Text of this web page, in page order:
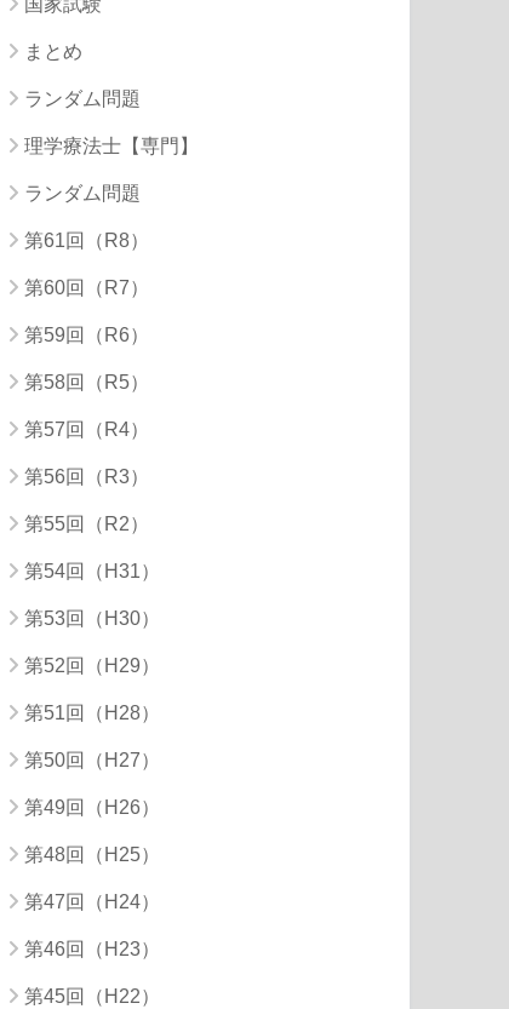
国家試験
まとめ
ランダム問題
理学療法士【専門】
ランダム問題
第61回（R8）
第60回（R7）
第59回（R6）
第58回（R5）
第57回（R4）
第56回（R3）
第55回（R2）
第54回（H31）
第53回（H30）
第52回（H29）
第51回（H28）
第50回（H27）
第49回（H26）
第48回（H25）
第47回（H24）
第46回（H23）
第45回（H22）